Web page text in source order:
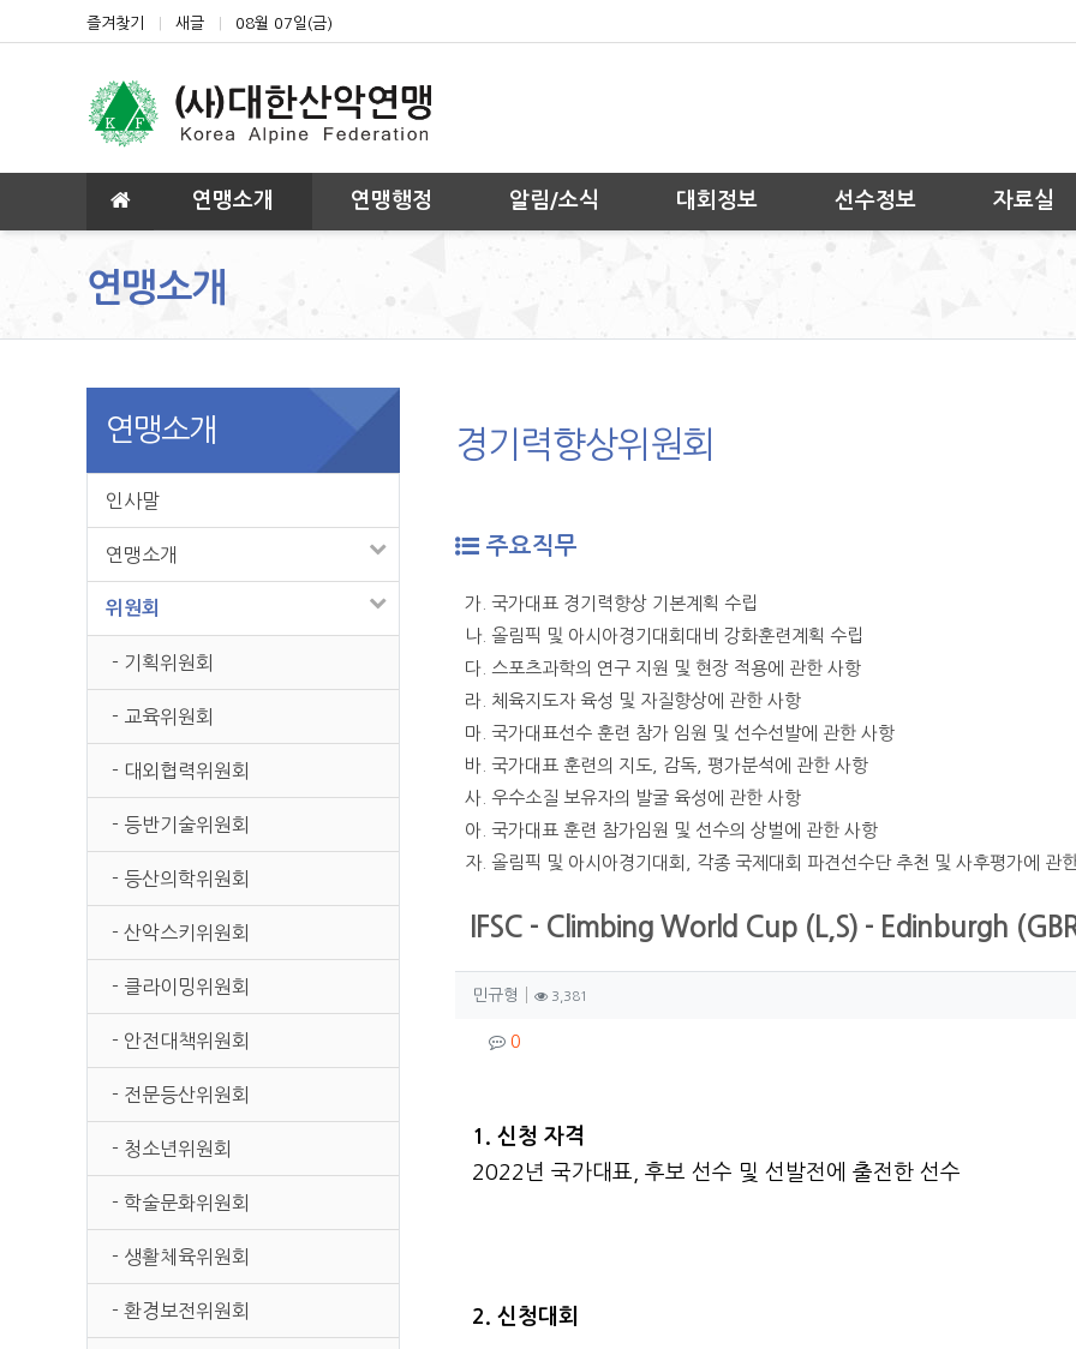
상단 네비
즐겨찾기 새글 08월 07일(금)
메인 메뉴 연맹소개 연맹행정 알림/소식 대회정보 선수정보 자료실
연맹소개
경기력향상위원회
주요직무
가. 국가대표 경기력향상 기본계획 수립
나. 올림픽 및 아시아경기대회대비 강화훈련계획 수립
다. 스포츠과학의 연구 지원 및 현장 적용에 관한 사항
라. 체육지도자 육성 및 자질향상에 관한 사항
마. 국가대표선수 훈련 참가 임원 및 선수선발에 관한 사항
바. 국가대표 훈련의 지도, 감독, 평가분석에 관한 사항
사. 우수소질 보유자의 발굴 육성에 관한 사항
아. 국가대표 훈련 참가임원 및 선수의 상벌에 관한 사항
자. 올림픽 및 아시아경기대회, 각종 국제대회 파견선수단 추천 및 사후평가에 관
IFSC - Climbing World Cup (L,S) - Edinburgh
작성자 정보
민규형 작성3,381
컨텐츠 정보
0댓글
1. 신청 자격
2022년 국가대표, 후보 선수 및 선발전에 출전한 선수
2. 신청대회
연맹소개
인사말
연맹소개
위원회
- 기획위원회
- 교육위원회
- 대외협력위원회
- 등반기술위원회
- 등산의학위원회
- 산악스키위원회
- 클라이밍위원회
- 안전대책위원회
- 전문등산위원회
- 청소년위원회
- 학술문화위원회
- 생활체육위원회
- 환경보전위원회